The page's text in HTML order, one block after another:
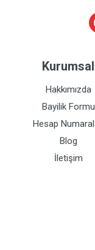
Kurumsal
Hakkımızda
Bayilik Formu
Hesap
Blog
İletişim